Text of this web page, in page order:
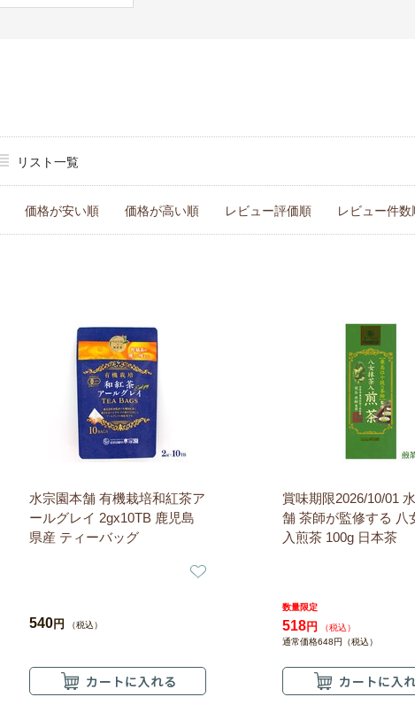
リスト一覧
価格が安い順 価格が高い順 レビュー評価順 レビュー件数
水宗園本舗 有機栽培和紅茶ア
ールグレイ 2gx10TB 鹿児島
県産 ティーバッグ
540円 （税込）
賞味期限2026/10/01
舗 茶師が監修する 八
入煎茶 100g 日本茶
数量限定
518円
（税込）
通常価格648円（税込）